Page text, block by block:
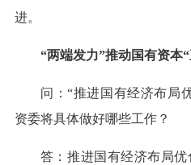
进。
“两端发力”推动国有资本
问：“推进国有经济布局
资委将具体做好哪些工作？
答：推进国有经济布局